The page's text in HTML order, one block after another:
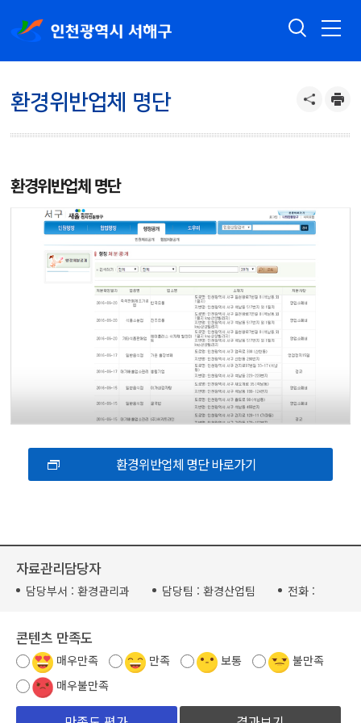
환경위반업체 명단
환경위반업체 명단
환경위반업체 명단 바로가기
자료관리담당자
담당부서 : 환경관리과 담당팀 : 환경산업팀 전화 :
콘텐츠 만족도
매우만족 만족 보통
불만족
매우불만족